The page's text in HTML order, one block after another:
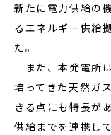
新たに電力供給の
るエネルギー供給
た。
また、本発電所
培ってきた天然ガ
きる点にも特長が
供給までを連携し